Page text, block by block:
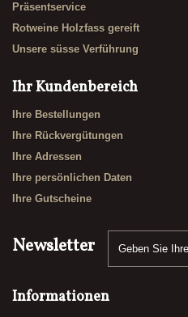
Präsentservice
Rotweine Holzfass gereift
Unsere süsse Verführung
Ihr Kundenbereich
Ihre Bestellungen
Ihre Rückvergütungen
Ihre Adressen
Ihre persönlichen Daten
Ihre Gutscheine
Newsletter
Informationen